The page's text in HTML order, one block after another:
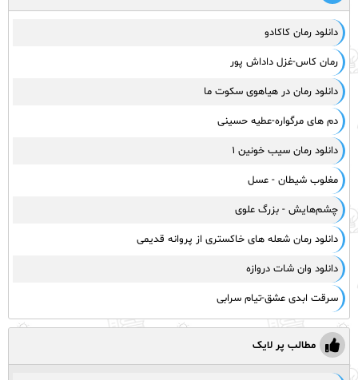
دانلود رمان کاکادو
رمان کاس-غزل داداش پور
دانلود رمان در هیاهوی سکوت ما
دم های مرگواره-عطیه حسینی
دانلود رمان سیب خونین ۱
مغلوب شیطان - عسل
چشم‌هایش - بزرگ علوی
دانلود رمان شعله های خاکستری از پروانه قدیمی
دانلود وان شات دروازه
سرقت ابدی عشق-تیام سرابی
مطالب پر لایک